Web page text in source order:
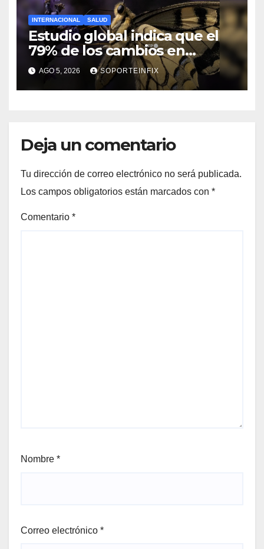
INTERNACIONAL SALUD
Estudio global indica que el
79% de los cambios en
hábitat de mariposas se
asocian al calentamiento
global
AGO 5, 2026 SOPORTEINFIX
Deja un comentario
Tu dirección de correo electrónico no será publicada.
Los campos obligatorios están marcados con *
Comentario *
Nombre *
Correo electrónico *